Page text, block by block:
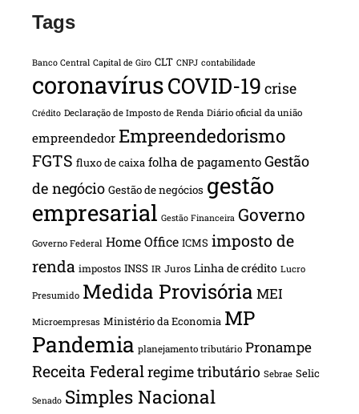
Tags
Banco Central Capital de Giro CLT CNPJ contabilidade
coronavírusCOVID-19 crise
Crédito Declaração de Imposto de Renda Diário oficial da união
empreendedor Empreendedorismo
FGTS fluxo de caixa folha de pagamento Gestão
de negócio Gestão de negócios gestão
empresarial Gestão Financeira Governo
Governo Federal Home Office ICMS imposto de
renda impostos INSS IR Juros Linha de crédito Lucro
Presumido Medida Provisória MEI
Microempresas Ministério da Economia MP
Pandemia planejamento tributário Pronampe
Receita Federalregime tributário Sebrae Selic
Senado Simples Nacional